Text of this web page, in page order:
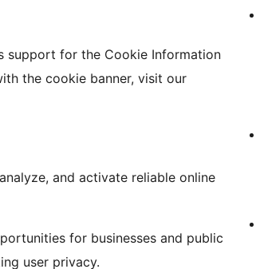
support for the Cookie Information
the cookie banner, visit our
and activate reliable online
for businesses and public
user privacy.